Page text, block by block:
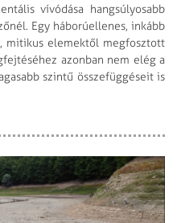
vívódása hangsúlyo­sabb
Egy háborúellenes, inkább
mitikus elemektől megfosztott
azonban nem elég a
szintű össze­függéseit is